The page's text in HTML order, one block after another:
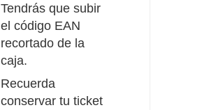
Tendrás que subir
el código EAN
recortado de la
caja.
Recuerda
conservar tu ticket